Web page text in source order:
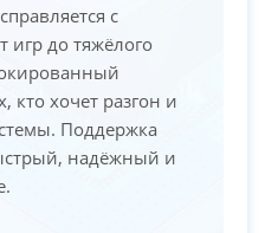
с
до тяжёлого
кто хочет разгон и
Поддержка
надёжный и